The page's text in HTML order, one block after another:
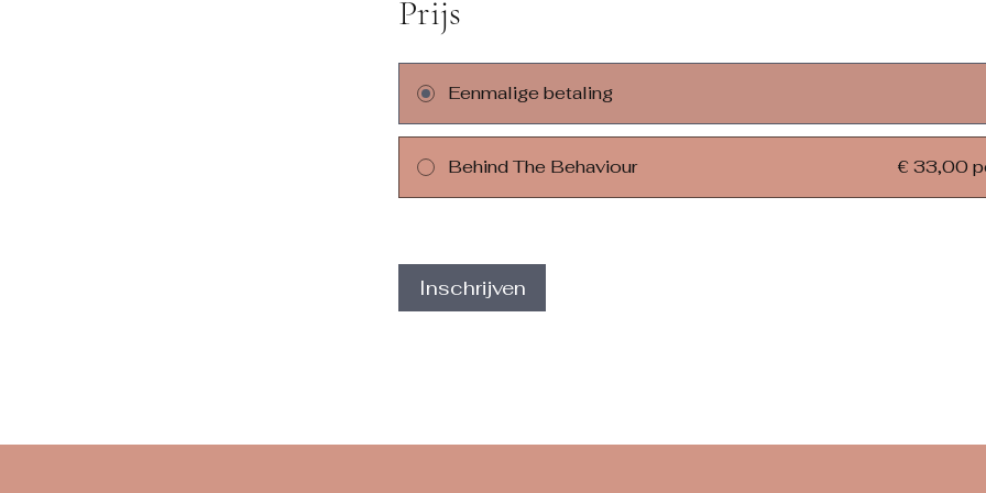
Prijs
Eenmalige betaling
Behind The Behaviour € 33,00
Inschrijven